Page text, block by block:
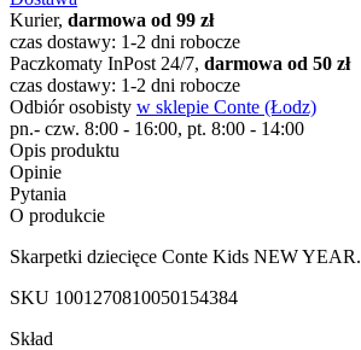
Kurier, darmowa od 99 zł
czas dostawy: 1-2 dni robocze
Paczkomaty InPost 24/7, darmowa od 50 zł
czas dostawy: 1-2 dni robocze
Odbiór osobisty w sklepie Conte (Łodz)
pn.- czw. 8:00 - 16:00, pt. 8:00 - 14:00
Opis produktu
Opinie
Pytania
O produkcie
Skarpetki dziecięce Conte Kids NEW YEAR.
SKU 1001270810050154384
Skład